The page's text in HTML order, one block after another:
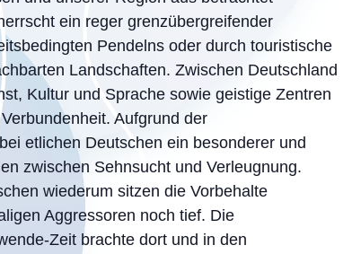
ein reger grenzübergreifender
Pendelns oder durch touristische
Landschaften. Zwischen Deutschland
Kultur und Sprache sowie geistige Zentren
Aufgrund der
etlichen Deutschen ein besonderer und
zwischen Sehnsucht und Verleugnung.
wiederum sitzen die Vorbehalte
Aggressoren noch tief. Die
Zeit brachte dort und in den